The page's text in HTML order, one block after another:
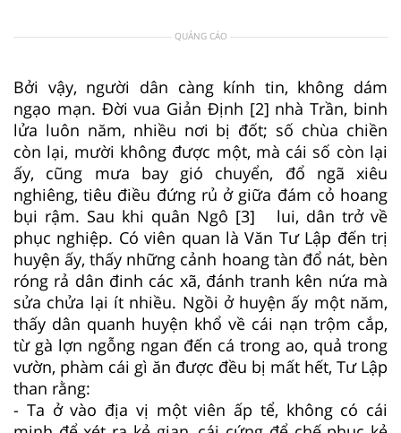
QUẢNG CÁO
Bởi vậy, người dân càng kính tin, không dám
ngạo mạn. Ðời vua Giản Ðịnh [2] nhà Trần, binh
lửa luôn năm, nhiều nơi bị đốt; số chùa chiền
còn lại, mười không được một, mà cái số còn lại
ấy, cũng mưa bay gió chuyển, đổ ngã xiêu
nghiêng, tiêu điều đứng rủ ở giữa đám cỏ hoang
bụi rậm. Sau khi quân Ngô [3] lui, dân trở về
phục nghiệp. Có viên quan là Văn Tư Lập đến trị
huyện ấy, thấy những cảnh hoang tàn đổ nát, bèn
róng rả dân đinh các xã, đánh tranh kên nứa mà
sửa chửa lại ít nhiều. Ngồi ở huyện ấy một năm,
thấy dân quanh huyện khổ về cái nạn trộm cắp,
từ gà lợn ngỗng ngan đến cá trong ao, quả trong
vườn, phàm cái gì ăn được đều bị mất hết, Tư Lập
than rằng:
- Ta ở vào địa vị một viên ấp tể, không có cái